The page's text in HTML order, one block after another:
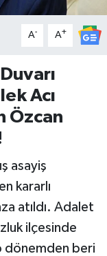
A- A+
Acı
Özcan
asayiş
kararlı
atıldı. Adalet
ilçesinde
dönemden beri